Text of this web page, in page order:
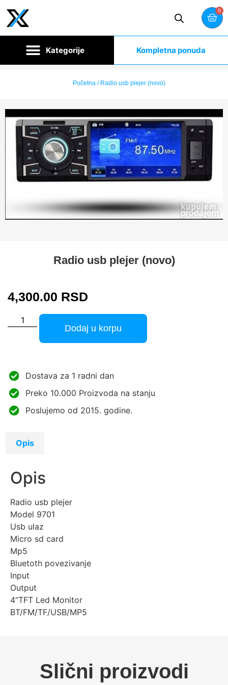
0
Kompletna ponuda
Početna / Radio usb plejer (novo)
Radio usb plejer (novo)
4,300.00 RSD
Dodaj u korpu
Dostava za 1 radni dan
Preko 10.000 Proizvoda na stanju
Poslujemo od 2015. godine.
Opis
Opis
Radio usb plejer
Model 9701
Usb ulaz
Micro sd card
Mp5
Bluetoth povezivanje
Input
Output
4“TFT Led Monitor
BT/FM/TF/USB/MP5
Slični proizvodi